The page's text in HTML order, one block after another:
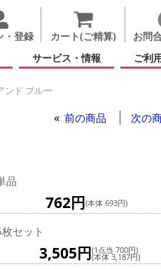
・登録 カート(ご精算)
お問
サービス・情報 ご利
ンド ブルー
前の商品 次の
品
762円(本体 693円)
セット
3,505円(1点当 700円)
(本体 3,187円)